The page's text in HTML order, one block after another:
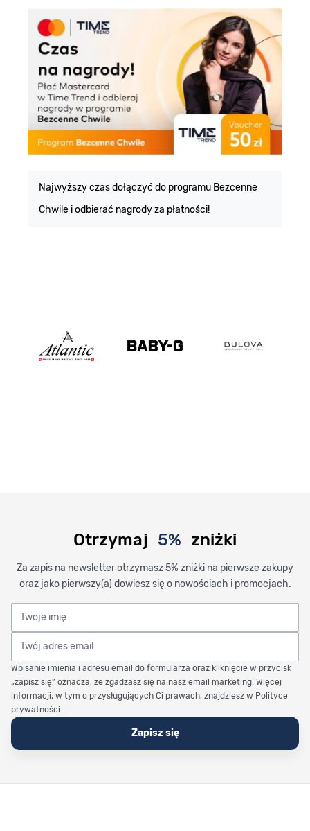
Najwyższy czas dołączyć do programu Bezcenne
Chwile i odbierać nagrody za płatności!
Otrzymaj 5% zniżki
Za zapis na newsletter otrzymasz 5% zniżki na pierwsze zakupy
oraz jako pierwszy(a) dowiesz się o nowościach i promocjach.
Twoje imię
Twój adres email
Wpisanie imienia i adresu email do formularza oraz kliknięcie w przycisk
„zapisz się” oznacza, że zgadzasz się na nasz email marketing. Więcej
informacji, w tym o przysługujących Ci prawach, znajdziesz w Polityce
prywatności.
Zapisz się